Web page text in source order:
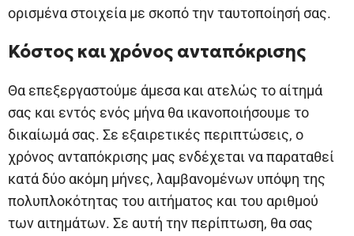
ορισμένα στοιχεία με σκοπό την ταυτοποίησή σας.
Κόστος και χρόνος ανταπόκρισης
Θα επεξεργαστούμε άμεσα και ατελώς το αίτημά
σας και εντός ενός μήνα θα ικανοποιήσουμε το
δικαίωμά σας. Σε εξαιρετικές περιπτώσεις, ο
χρόνος ανταπόκρισης μας ενδέχεται να παραταθεί
κατά δύο ακόμη μήνες, λαμβανομένων υπόψη της
πολυπλοκότητας του αιτήματος και του αριθμού
των αιτημάτων. Σε αυτή την περίπτωση, θα σας